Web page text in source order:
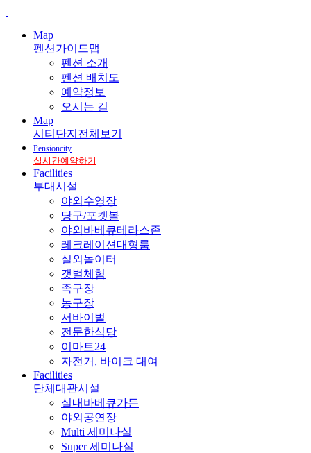
Map
펜션가이드맵
펜션 소개
펜션 배치도
예약정보
오시는 길
Map
시티단지전체보기
Pensioncity
실시간예약하기
Facilities
부대시설
야외수영장
당구/포켓볼
야외바베큐테라스존
레크레이션대형룸
실외놀이터
갯벌체험
족구장
농구장
서바이벌
전문한식당
이마트24
자전거, 바이크 대여
Facilities
단체대관시설
실내바베큐가든
야외공연장
Multi 세미나실
Super 세미나실